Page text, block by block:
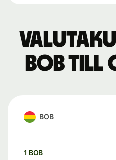
BOB till
BOB
1 BOB